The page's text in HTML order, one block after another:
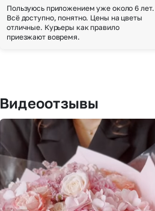
Пользуюсь приложением уже около 6 лет.
Всё доступно, понятно. Цены на цветы
отличные. Курьеры как правило
приезжают вовремя.
Видеоотзывы